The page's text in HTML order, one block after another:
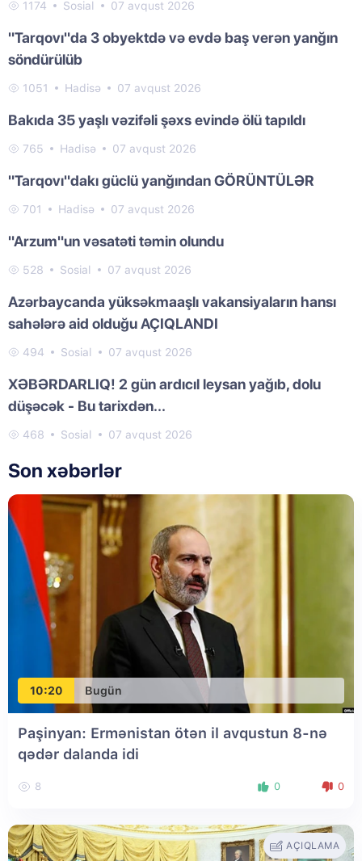
1174 Sosial 07 avqust 2026
"Tarqovı"da 3 obyektdə və evdə baş verən yanğın
söndürülüb
1051 Hadisə 07 avqust 2026
Bakıda 35 yaşlı vəzifəli şəxs evində ölü tapıldı
765 Hadisə 07 avqust 2026
"Tarqovı"dakı güclü yanğından GÖRÜNTÜLƏR
701 Hadisə 07 avqust 2026
"Arzum"un vəsatəti təmin olundu
528 Sosial 07 avqust 2026
Azərbaycanda yüksəkmaaşlı vakansiyaların hansı
sahələrə aid olduğu AÇIQLANDI
494 Sosial 07 avqust 2026
XƏBƏRDARLIQ! 2 gün ardıcıl leysan yağıb, dolu
düşəcək - Bu tarixdən...
468 Sosial 07 avqust 2026
Son xəbərlər
10:20 Bugün
Paşinyan: Ermənistan ötən il avqustun 8-nə
qədər dalanda idi
8 0 0
AÇIQLAMA